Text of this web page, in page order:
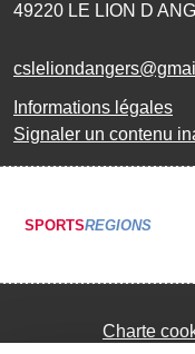
49220 LE LION D
Informations légales
Signaler un contenu
SPORTSREGIONS
Charte